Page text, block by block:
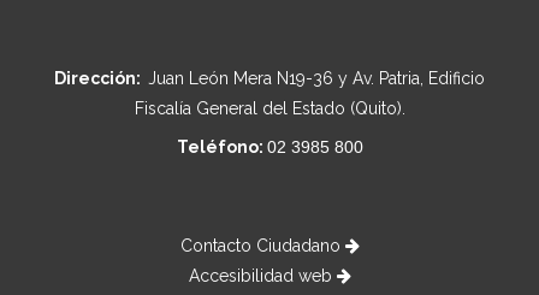
Dirección: Juan León Mera N19-36 y Av. Patria, Edificio
Fiscalía General del Estado (Quito).
Teléfono: 02 3985 800
Contacto Ciudadano
Accesibilidad web